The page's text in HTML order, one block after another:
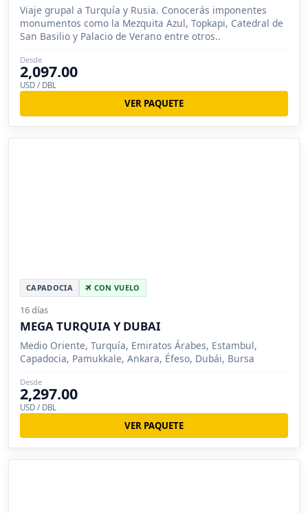
Viaje grupal a Turquía y Rusia. Conocerás imponentes
monumentos como la Mezquita Azul, Topkapi, Catedral de
San Basilio y Palacio de Verano entre otros..
Desde
2,097.00
USD / DBL
VER PAQUETE
CAPADOCIA CON VUELO
16 días
MEGA TURQUIA Y DUBAI
Medio Oriente, Turquía, Emiratos Árabes, Estambul,
Capadocia, Pamukkale, Ankara, Éfeso, Dubái, Bursa
Desde
2,297.00
USD / DBL
VER PAQUETE